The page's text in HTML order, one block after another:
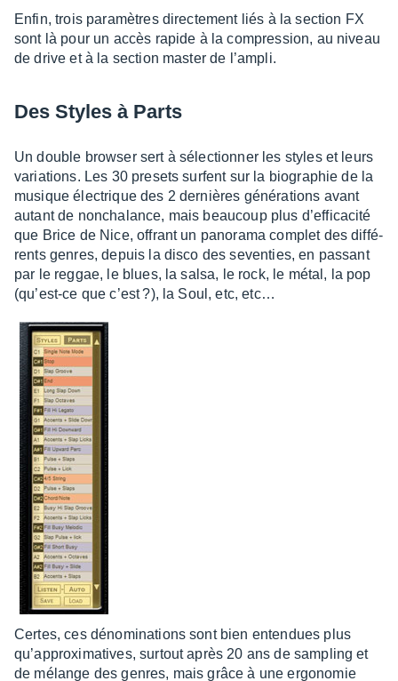
Enfin, trois para­mètres direc­te­ment liés à la section FX
sont là pour un accès rapide à la compres­sion, au niveau
de drive et à la section master de l’am­pli.
Des Styles à Parts
Un double brow­ser sert à sélec­tion­ner les styles et leurs
varia­tions. Les 30 presets surfent sur la biogra­phie de la
musique élec­trique des 2 dernières géné­ra­tions avant
autant de noncha­lance, mais beau­coup plus d’ef­fi­ca­cité
que Brice de Nice, offrant un pano­rama complet des diffé­
rents genres, depuis la disco des seven­ties, en passant
par le reggae, le blues, la salsa, le rock, le métal, la pop
(qu’est-ce que c’est ?), la Soul, etc, etc…
Certes, ces déno­mi­na­tions sont bien enten­dues plus
qu’ap­proxi­ma­tives, surtout après 20 ans de sampling et
de mélange des genres, mais grâce à une ergo­no­mie